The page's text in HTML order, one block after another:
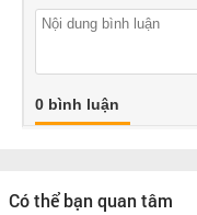
0 bình luận
Có thể bạn quan tâm